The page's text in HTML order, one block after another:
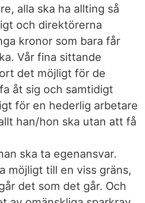
alla ska ha allting så
och direktörerna
kronor som bara får
Vår fina sittande
det möjligt för de
åt sig och samtidigt
för en hederlig arbetare
han/hon ska utan att få
ska ta egenansvar.
möjligt till en viss gräns,
det som det går. Och